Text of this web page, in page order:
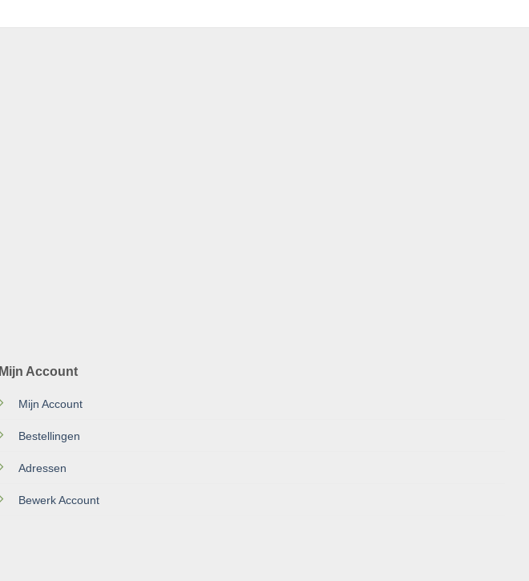
Mijn Account
Mijn Account
Bestellingen
Adressen
Bewerk Account